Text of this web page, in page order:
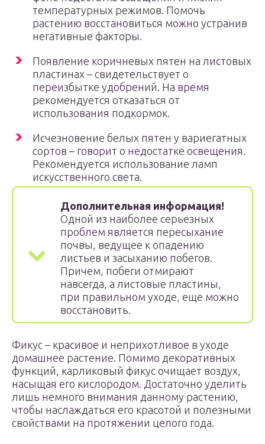
температурных режимов. Помочь
растению восстановиться можно устранив
негативные факторы.
Появление коричневых пятен на листовых
пластинах – свидетельствует о
переизбытке удобрений. На время
рекомендуется отказаться от
использования подкормок.
Исчезновение белых пятен у вариегатных
сортов – говорит о недостатке освещения.
Рекомендуется использование ламп
искусственного света.
Дополнительная информация!
Одной из наиболее серьезных
проблем является пересыхание
почвы, ведущее к опадению
листьев и засыханию побегов.
Причем, побеги отмирают
навсегда, а листовые пластины,
при правильном уходе, еще можно
восстановить.
Фикус – красивое и неприхотливое в уходе
домашнее растение. Помимо декоративных
функций, карликовый фикус очищает воздух,
насыщая его кислородом. Достаточно уделить
лишь немного внимания данному растению,
чтобы наслаждаться его красотой и полезными
свойствами на протяжении целого года.